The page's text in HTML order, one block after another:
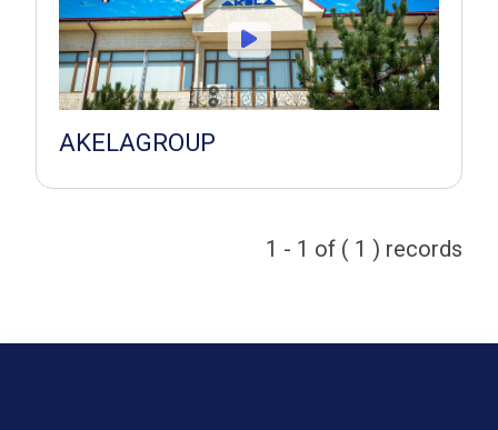
AKELAGROUP
1 - 1 of ( 1 ) records